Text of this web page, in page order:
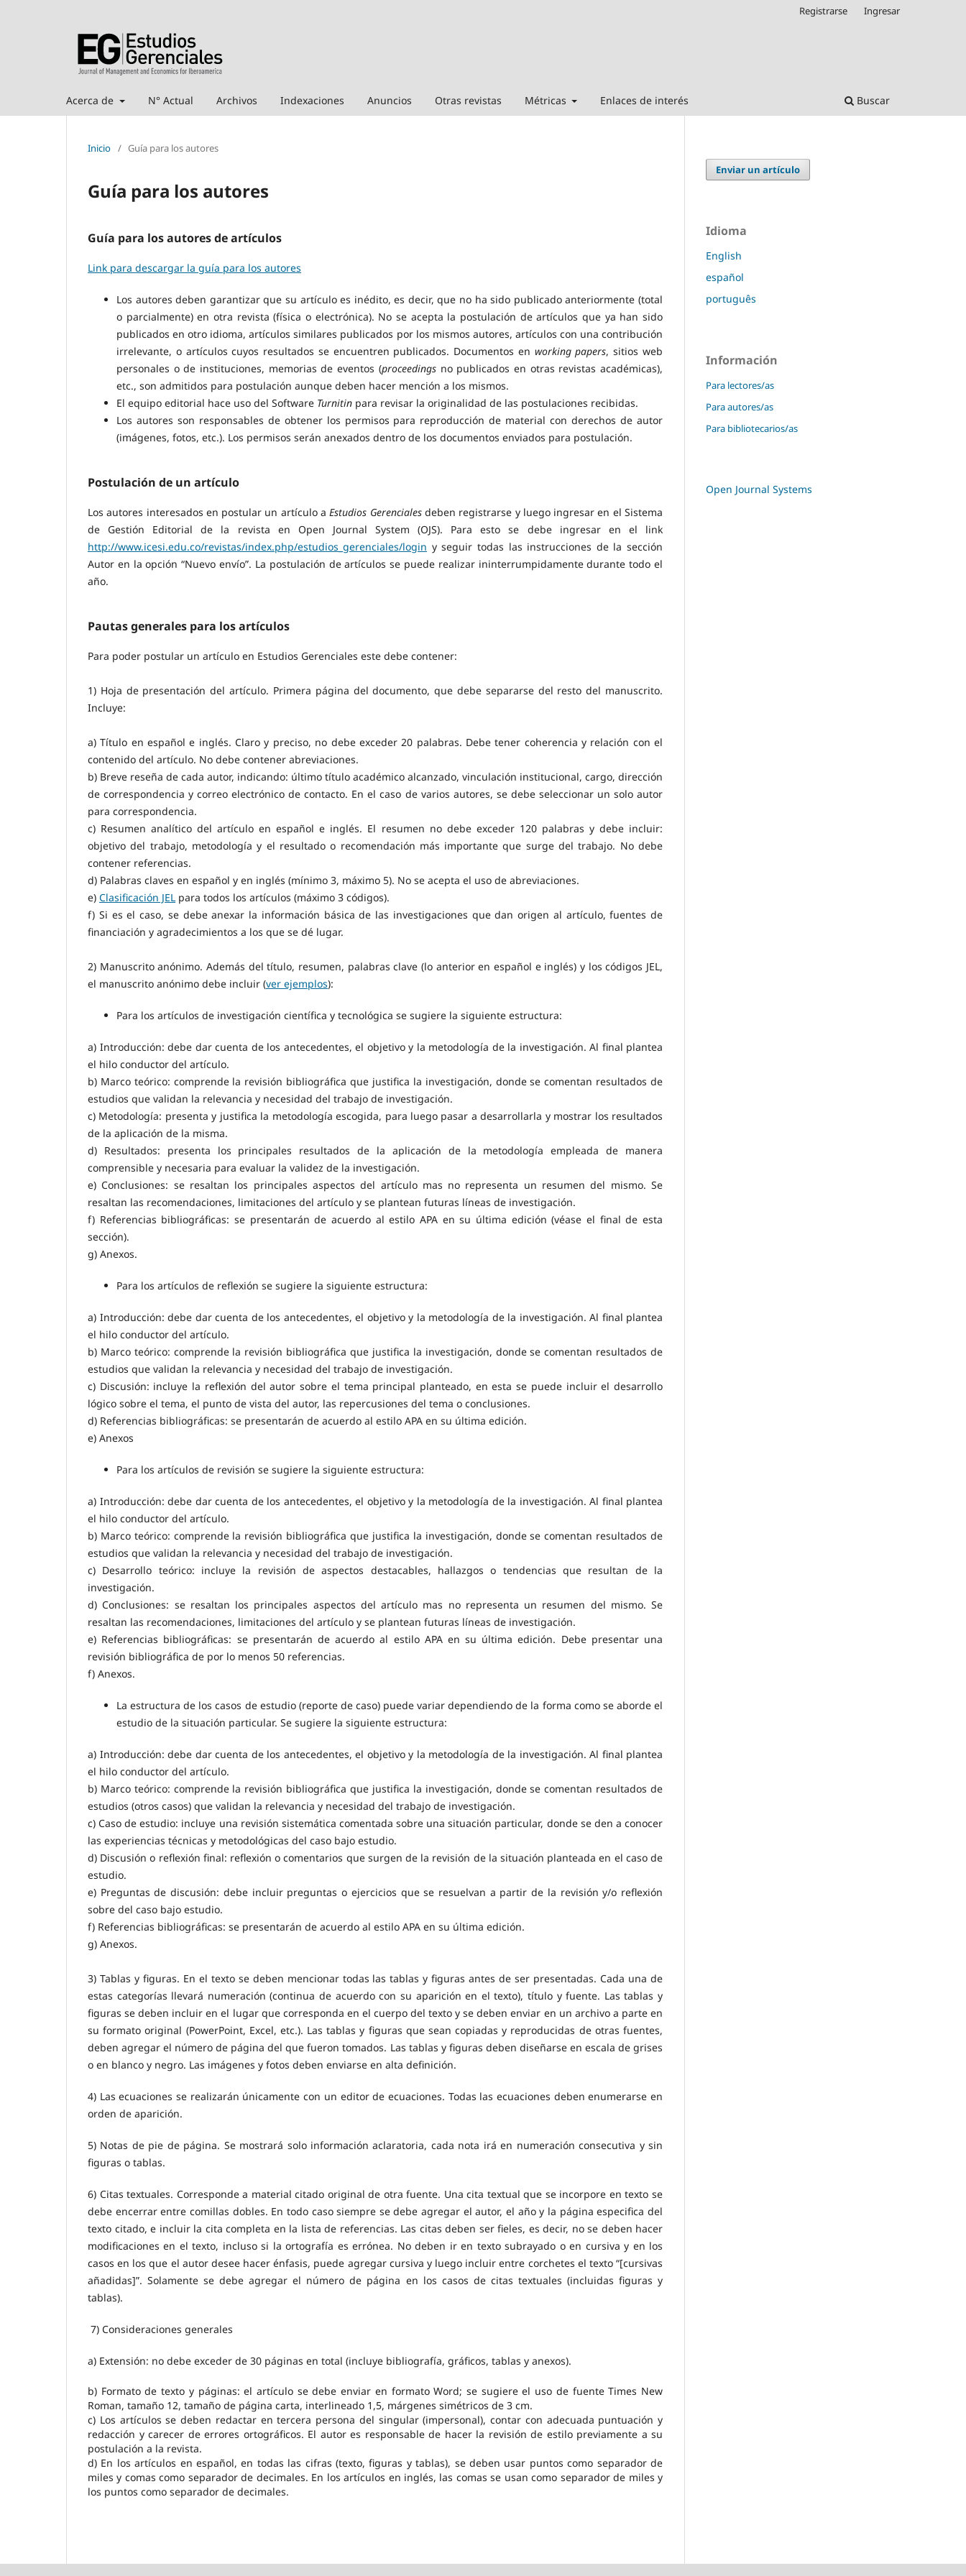
Acerca de N° Actual Archivos Indexaciones Anuncios Otras revistas Métricas Enlaces de interés Buscar
Registrarse Ingresar
Inicio / Guía para los autores
Guía para los autores
Guía para los autores de artículos
Link para descargar la guía para los autores
Los autores deben garantizar que su artículo es inédito, es decir, que no ha sido publicado anteriormente (total
o parcialmente) en otra revista (física o electrónica). No se acepta la postulación de artículos que ya han sido
publicados en otro idioma, artículos similares publicados por los mismos autores, artículos con una contribución
irrelevante, o artículos cuyos resultados se encuentren publicados. Documentos en working papers, sitios web
personales o de instituciones, memorias de eventos (proceedingsno publicados en otras revistas académicas),
etc., son admitidos para postulación aunque deben hacer mención a los mismos.
El equipo editorial hace uso del Software Turnitin para revisar la originalidad de las postulaciones recibidas.
Los autores son responsables de obtener los permisos para reproducción de material con derechos de autor
(imágenes, fotos, etc.). Los permisos serán anexados dentro de los documentos enviados para postulación.
Postulación de un artículo
Los autores interesados en postular un artículo aEstudios Gerencialesdeben registrarse y luego ingresar en el Sistema
de Gestión Editorial de la revista en Open Journal System (OJS). Para esto se debe ingresar en el link
http://www.icesi.edu.co/revistas/index.php/estudios_gerenciales/login y seguir todas las instrucciones de la sección
Autor en la opción “Nuevo envío”. La postulación de artículos se puede realizar ininterrumpidamente durante todo el
año.
Pautas generales para los artículos
Para poder postular un artículo en Estudios Gerenciales este debe contener:
1) Hoja de presentación del artículo. Primera página del documento, que debe separarse del resto del manuscrito.
Incluye:
a) Título en español e inglés. Claro y preciso, no debe exceder 20 palabras. Debe tener coherencia y relación con el
contenido del artículo. No debe contener abreviaciones.
b) Breve reseña de cada autor, indicando: último título académico alcanzado, vinculación institucional, cargo, dirección
de correspondencia y correo electrónico de contacto. En el caso de varios autores, se debe seleccionar un solo autor
para correspondencia.
c) Resumen analítico del artículo en español e inglés. El resumen no debe exceder 120 palabras y debe incluir:
objetivo del trabajo, metodología y el resultado o recomendación más importante que surge del trabajo. No debe
contener referencias.
d) Palabras claves en español y en inglés (mínimo 3, máximo 5). No se acepta el uso de abreviaciones.
e) Clasiﬁcación JEL para todos los artículos (máximo 3 códigos).
f) Si es el caso, se debe anexar la información básica de las investigaciones que dan origen al artículo, fuentes de
financiación y agradecimientos a los que se dé lugar.
2) Manuscrito anónimo. Además del título, resumen, palabras clave (lo anterior en español e inglés) y los códigos JEL,
el manuscrito anónimo debe incluir (ver ejemplos):
Para los artículos de investigación científica y tecnológica se sugiere la siguiente estructura:
a) Introducción: debe dar cuenta de los antecedentes, el objetivo y la metodología de la investigación. Al final plantea
el hilo conductor del artículo.
b) Marco teórico: comprende la revisión bibliográfica que justifica la investigación, donde se comentan resultados de
estudios que validan la relevancia y necesidad del trabajo de investigación.
c) Metodología: presenta y justifica la metodología escogida, para luego pasar a desarrollarla y mostrar los resultados
de la aplicación de la misma.
d) Resultados: presenta los principales resultados de la aplicación de la metodología empleada de manera
comprensible y necesaria para evaluar la validez de la investigación.
e) Conclusiones: se resaltan los principales aspectos del artículo mas no representa un resumen del mismo. Se
resaltan las recomendaciones, limitaciones del artículo y se plantean futuras líneas de investigación.
f) Referencias bibliográficas: se presentarán de acuerdo al estilo APA en su última edición (véase el final de esta
sección).
g) Anexos.
Para los artículos de reflexión se sugiere la siguiente estructura:
a) Introducción: debe dar cuenta de los antecedentes, el objetivo y la metodología de la investigación. Al final plantea
el hilo conductor del artículo.
b) Marco teórico: comprende la revisión bibliográfica que justifica la investigación, donde se comentan resultados de
estudios que validan la relevancia y necesidad del trabajo de investigación.
c) Discusión: incluye la reflexión del autor sobre el tema principal planteado, en esta se puede incluir el desarrollo
lógico sobre el tema, el punto de vista del autor, las repercusiones del tema o conclusiones.
d) Referencias bibliográficas: se presentarán de acuerdo al estilo APA en su última edición.
e) Anexos
Para los artículos de revisión se sugiere la siguiente estructura:
a) Introducción: debe dar cuenta de los antecedentes, el objetivo y la metodología de la investigación. Al final plantea
el hilo conductor del artículo.
b) Marco teórico: comprende la revisión bibliográfica que justifica la investigación, donde se comentan resultados de
estudios que validan la relevancia y necesidad del trabajo de investigación.
c) Desarrollo teórico: incluye la revisión de aspectos destacables, hallazgos o tendencias que resultan de la
investigación.
d) Conclusiones: se resaltan los principales aspectos del artículo mas no representa un resumen del mismo. Se
resaltan las recomendaciones, limitaciones del artículo y se plantean futuras líneas de investigación.
e) Referencias bibliográficas: se presentarán de acuerdo al estilo APA en su última edición. Debe presentar una
revisión bibliográfica de por lo menos 50 referencias.
f) Anexos.
La estructura de los casos de estudio (reporte de caso) puede variar dependiendo de la forma como se aborde el
estudio de la situación particular. Se sugiere la siguiente estructura:
a) Introducción: debe dar cuenta de los antecedentes, el objetivo y la metodología de la investigación. Al final plantea
el hilo conductor del artículo.
b) Marco teórico: comprende la revisión bibliográfica que justifica la investigación, donde se comentan resultados de
estudios (otros casos) que validan la relevancia y necesidad del trabajo de investigación.
c) Caso de estudio: incluye una revisión sistemática comentada sobre una situación particular, donde se den a conocer
las experiencias técnicas y metodológicas del caso bajo estudio.
d) Discusión o reflexión final: reflexión o comentarios que surgen de la revisión de la situación planteada en el caso de
estudio.
e) Preguntas de discusión: debe incluir preguntas o ejercicios que se resuelvan a partir de la revisión y/o reflexión
sobre del caso bajo estudio.
f) Referencias bibliográficas: se presentarán de acuerdo al estilo APA en su última edición.
g) Anexos.
3) Tablas y figuras. En el texto se deben mencionar todas las tablas y figuras antes de ser presentadas. Cada una de
estas categorías llevará numeración (continua de acuerdo con su aparición en el texto), título y fuente. Las tablas y
figuras se deben incluir en el lugar que corresponda en el cuerpo del texto y se deben enviar en un archivo a parte en
su formato original (PowerPoint, Excel, etc.). Las tablas y figuras que sean copiadas y reproducidas de otras fuentes,
deben agregar el número de página del que fueron tomados. Las tablas y figuras deben diseñarse en escala de grises
o en blanco y negro. Las imágenes y fotos deben enviarse en alta definición.
4) Las ecuaciones se realizarán únicamente con un editor de ecuaciones. Todas las ecuaciones deben enumerarse en
orden de aparición.
5) Notas de pie de página. Se mostrará solo información aclaratoria, cada nota irá en numeración consecutiva y sin
figuras o tablas.
6) Citas textuales. Corresponde a material citado original de otra fuente. Una cita textual que se incorpore en texto se
debe encerrar entre comillas dobles. En todo caso siempre se debe agregar el autor, el año y la página especifica del
texto citado, e incluir la cita completa en la lista de referencias. Las citas deben ser fieles, es decir, no se deben hacer
modificaciones en el texto, incluso si la ortografía es errónea. No deben ir en texto subrayado o en cursiva y en los
casos en los que el autor desee hacer énfasis, puede agregar cursiva y luego incluir entre corchetes el texto “[cursivas
añadidas]”. Solamente se debe agregar el número de página en los casos de citas textuales (incluidas figuras y
tablas).
7) Consideraciones generales
a) Extensión: no debe exceder de 30 páginas en total (incluye bibliografía, gráficos, tablas y anexos).
b) Formato de texto y páginas: el artículo se debe enviar en formato Word; se sugiere el uso de fuente Times New
Roman, tamaño 12, tamaño de página carta, interlineado 1,5, márgenes simétricos de 3 cm.
c) Los artículos se deben redactar en tercera persona del singular (impersonal), contar con adecuada puntuación y
redacción y carecer de errores ortográﬁcos. El autor es responsable de hacer la revisión de estilo previamente a su
postulación a la revista.
d) En los artículos en español, en todas las cifras (texto, figuras y tablas), se deben usar puntos como separador de
miles y comas como separador de decimales. En los artículos en inglés, las comas se usan como separador de miles y
los puntos como separador de decimales.
Enviar un artículo
Idioma
English
español
português
Información
Para lectores/as
Para autores/as
Para bibliotecarios/as
Open Journal Systems